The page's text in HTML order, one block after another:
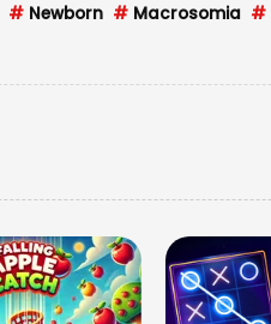
# Newborn # Macrosomia #